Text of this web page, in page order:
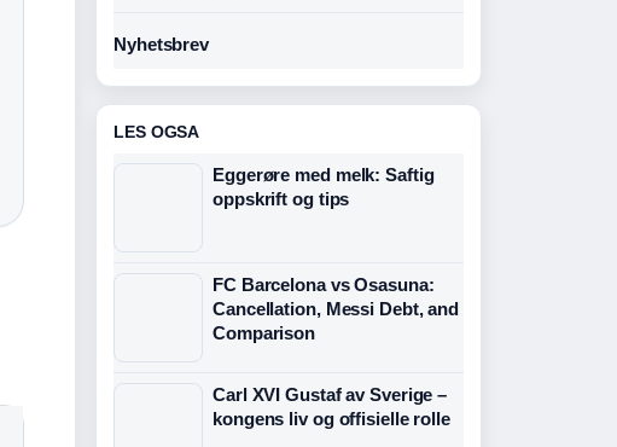
Nyhetsbrev
LES OGSA
Eggerøre med melk: Saftig
oppskrift og tips
FC Barcelona vs Osasuna:
Cancellation, Messi Debt, and
Comparison
Carl XVI Gustaf av Sverige –
kongens liv og offisielle rolle